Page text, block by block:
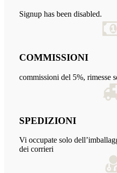
Signup has been disabled.
COMMISSIONI
commissioni del 5%, rimesse
SPEDIZIONI
Vi occupate solo
dei corrieri